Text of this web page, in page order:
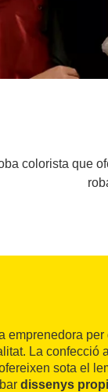
colorista que
emprenedora
La confecció
sota el
dissenys